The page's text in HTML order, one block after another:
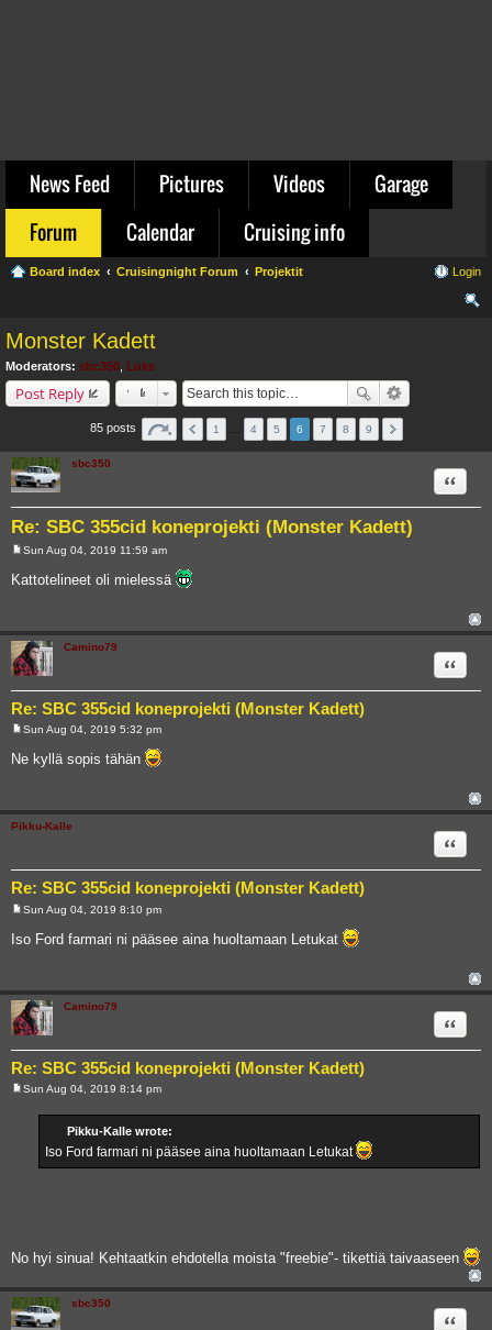
News Feed Pictures Videos
Garage
Forum
Calendar Cruising info
Board index Cruisingnight Forum Projektit Login
Monster Kadett
Moderators: sbc350 Luke
Post Reply
85 posts 1 4 5 6 7 8 9
sbc350
Re: SBC 355cid koneprojekti (Monster Kadett)
Quote
s
Sun Aug 04, 2019 11:59 am
Kattotelineet oli mielessä
Camino79
Re: SBC 355cid koneprojekti (Monster Kadett)
Quote
s
Sun Aug 04, 2019 5:32 pm
Ne kyllä sopis tähän
Pikku-Kalle
Re: SBC 355cid koneprojekti (Monster Kadett)
Quote
s
Sun Aug 04, 2019 8:10 pm
Iso Ford farmari ni pääsee aina huoltamaan Letukat
Camino79
Re: SBC 355cid koneprojekti (Monster Kadett)
Quote
Sun Aug 04, 2019 8:14 pm
Pikku-Kalle wrote:
Iso Ford farmari ni pääsee aina huoltamaan Letukat
No hyi sinua! Kehtaatkin ehdotella moista "freebie"- tikettiä taivaaseen
sbc350
Quote